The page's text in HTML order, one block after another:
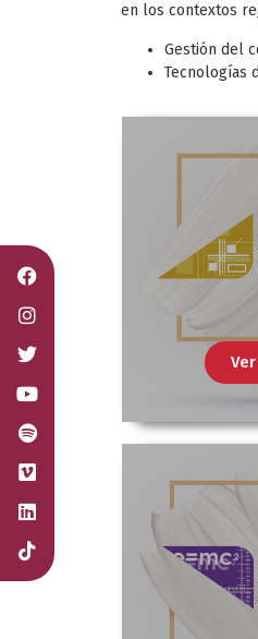
en los contextos
Gestión del
Tecnologías